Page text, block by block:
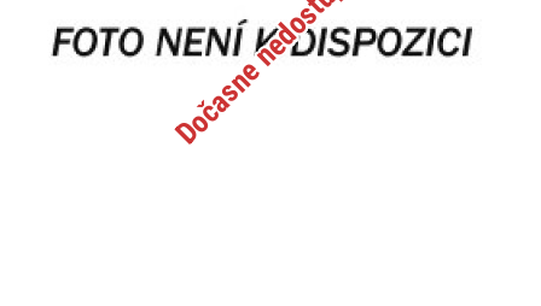
Dočasne nedostupné